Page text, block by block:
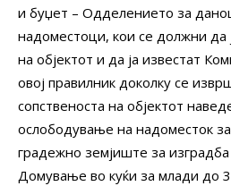
и буџет – Одделението за
надоместоци, кои се должни да
на објектот и да ја известат
овој правилник доколку се
сопственоста на објектот
ослободување на надоместок
градежно земјиште за изградба
Домување во куќи за млади до